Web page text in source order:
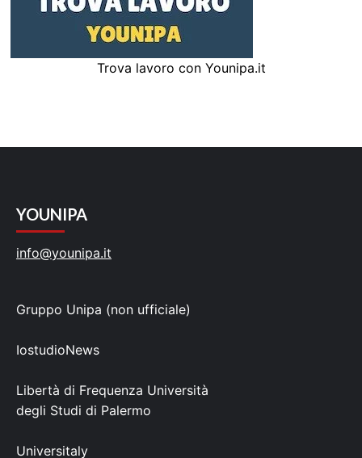
Trova lavoro con Younipa.it
YOUNIPA
info@younipa.it
Gruppo Unipa (non ufficiale)
IostudioNews
Libertà di Frequenza Università
degli Studi di Palermo
Universitaly